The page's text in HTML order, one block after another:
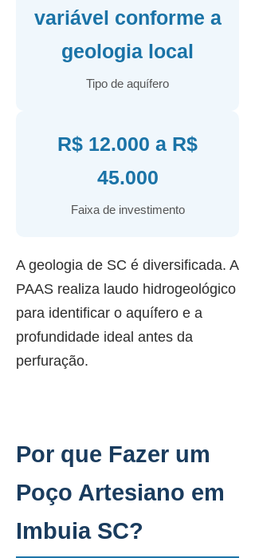
variável conforme a
geologia local
Tipo de aquífero
R$ 12.000 a R$
45.000
Faixa de investimento
A geologia de SC é diversificada. A
PAAS realiza laudo hidrogeológico
para identificar o aquífero e a
profundidade ideal antes da
perfuração.
Por que Fazer um
Poço Artesiano em
Imbuia SC?